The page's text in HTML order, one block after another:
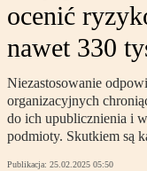
ocenić
nawet 330
Niezastosowanie
organizacyjnych
do ich upublicznienia i
podmioty. Skutkiem są
Publikacja: 25.02.2025 05:50